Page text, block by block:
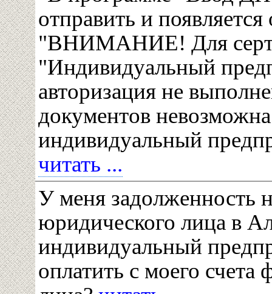
отправить и
"ВНИМАНИЕ! Для
"Индивидуальный
авторизация не
документов
индивидуальный
читать ...
У меня задолженность
юридического лица в
индивидуальный
оплатить с моего счета